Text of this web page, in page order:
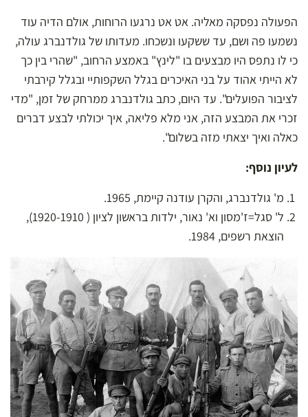
הפעולה נפסקה מאליה. אט אט נרגעו הרוחות, אולם הדיה עוד
נשמעו פה ושם, עד ששקעו ונשכחו. מעדותו של גולדנברג עולה,
כי לו נתפס היו מבצעים בו "לינץ" באמצע הרחוב, "שהרי בין כך
לא הייתי אהוד על בני האיכרים בגלל השקפותיי ובגלל קירבתי
לציבור הפועלים". עד היום, כתב גולדנברג ממרחק של זמן, "מדי
זכרי את המבצע הזה, אני מלא פליאה, איך יכולתי לבצע דברים
כאלה ואיך יצאתי מזה בשלום".
לעיון נוסף:
מ' גולדנברג, והקרן עודנה קיימת, 1965.
ל' סגל=ז'מסון וא' נאור, ילדות בראשון לציון ( 1920-1910),
הוצאת רשפים, 1984.